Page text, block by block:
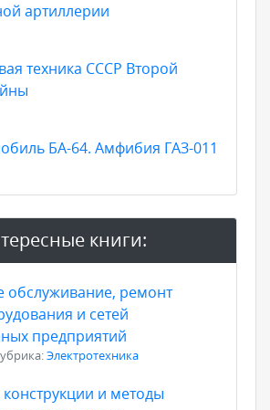
артиллерии
техника СССР Второй
БА-64. Амфибия ГАЗ-011
книги:
обслуживание, ремонт
и сетей
предприятий
Электротехника
и методы